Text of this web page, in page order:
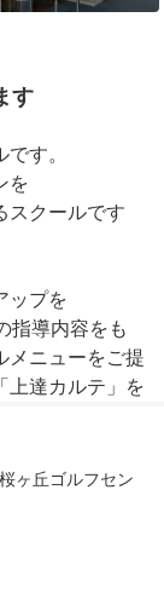
す
す。
を
スクールです
ップを
指導内容をも
メニューをご提
上達カルテ」を
クリア、その
論をフォロー
す。 また、
ヶ丘ゴルフセン